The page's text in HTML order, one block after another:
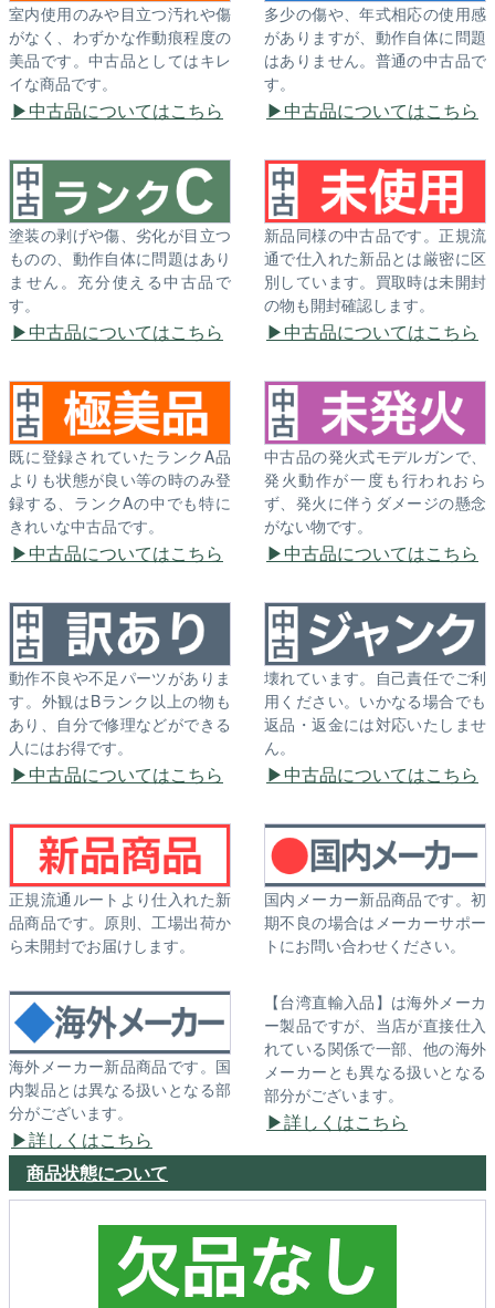
室内使用のみや目立つ汚れや傷
がなく、わずかな作動痕程度の
美品です。中古品としてはキレ
イな商品です。
中古品についてはこちら
多少の傷や、年式相応の使用感
がありますが、動作自体に問題
はありません。普通の中古品で
す。
中古品についてはこちら
塗装の剥げや傷、劣化が目立つ
ものの、動作自体に問題はあり
ません。充分使える中古品で
す。
中古品についてはこちら
新品同様の中古品です。正規流
通で仕入れた新品とは厳密に区
別しています。買取時は未開封
の物も開封確認します。
中古品についてはこちら
既に登録されていたランクA品
よりも状態が良い等の時のみ登
録する、ランクAの中でも特に
きれいな中古品です。
中古品についてはこちら
中古品の発火式モデルガンで、
発火動作が一度も行われおら
ず、発火に伴うダメージの懸念
がない物です。
中古品についてはこちら
動作不良や不足パーツがありま
す。外観はBランク以上の物も
あり、自分で修理などができる
人にはお得です。
中古品についてはこちら
壊れています。自己責任でご利
用ください。いかなる場合でも
返品・返金には対応いたしませ
ん。
中古品についてはこちら
正規流通ルートより仕入れた新
品商品です。原則、工場出荷か
ら未開封でお届けします。
国内メーカー新品商品です。初
期不良の場合はメーカーサポー
トにお問い合わせください。
海外メーカー新品商品です。国
内製品とは異なる扱いとなる部
分がございます。
詳しくはこちら
【台湾直輸入品】は海外メーカ
ー製品ですが、当店が直接仕入
れている関係で一部、他の海外
メーカーとも異なる扱いとなる
部分がございます。
詳しくはこちら
商品状態について